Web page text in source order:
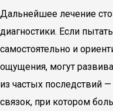
Дальнейшее лечение
диагностики. Если
самостоятельно и
ощущения, могут
из частых последствий
связок, при котором